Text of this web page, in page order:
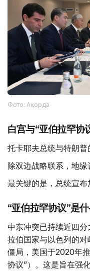
Фото: Ақорда
白宫与“亚伯拉罕协
托卡耶夫总统与特朗普
除双边战略联系，地缘
最关键的是，总统宣布
“亚伯拉罕协议”是
中东冲突已持续近四
拉伯国家与以色列的
僵局，美国于2020年
协议”）。这是旨在强